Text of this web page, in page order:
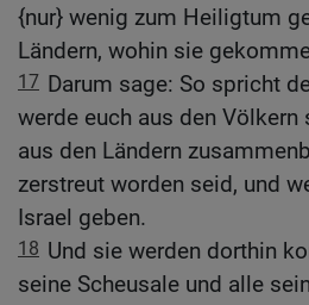
{nur} wenig zum Heiligtum
Ländern, wohin sie
17 Darum sage: So spricht
werde euch aus den Völkern
aus den Ländern
zerstreut worden seid, und
Israel geben.
18 Und sie werden dorthin
seine Scheusale und alle